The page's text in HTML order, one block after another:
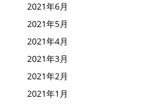
2021年7月
2021年6月
2021年5月
2021年4月
2021年3月
2021年2月